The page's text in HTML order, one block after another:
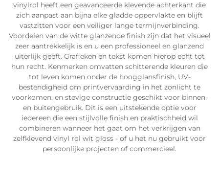
vinylrol heeft een geavanceerde klevende achterkant die
zich aanpast aan bijna elke gladde oppervlakte en blijft
vastzitten voor een veiliger lange termijnverbinding.
Voordelen van de witte glanzende finish zijn dat het visueel
zeer aantrekkelijk is en u een professioneel en glanzend
uiterlijk geeft. Grafieken en tekst komen hierop echt tot
hun recht. Kenmerken omvatten schitterende kleuren die
tot leven komen onder de hoogglansfinish, UV-
bestendigheid om printvervaarding in het zonlicht te
voorkomen, en stevige constructie geschikt voor binnen-
en buitengebruik. Dit is een uitstekende optie voor
iedereen die een stijlvolle finish en praktischheid wil
combineren wanneer het gaat om het verkrijgen van
zelfklevend vinyl rol wit gloss - of u het nu gebruikt voor
persoonlijke projecten of commercieel.